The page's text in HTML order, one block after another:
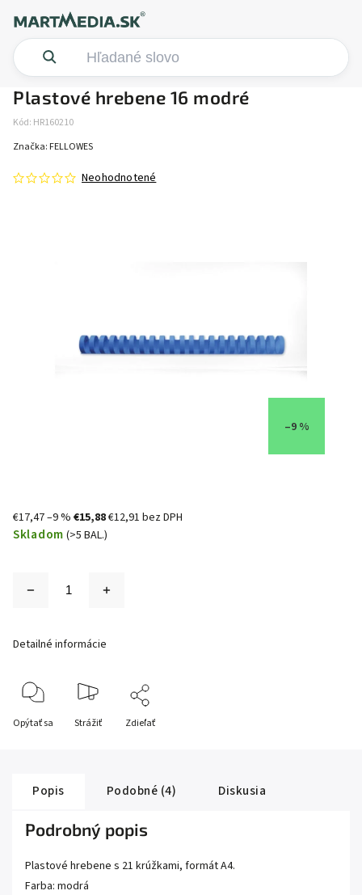
Plastové hrebene 16 modré
Kód: HR160210
Neohodnotené
Značka: FELLOWES
–9 %
€17,47–9 % €15,88€12,91 bez DPH
Skladom (>5 BAL.)
Detailné informácie
Opýtať sa Strážiť Zdieľať
Popis Podobné (4) Diskusia
Podrobný popis
Plastové hrebene s 21 krúžkami, formát A4.
Farba: modrá